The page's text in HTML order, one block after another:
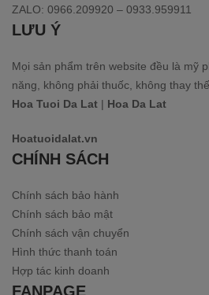
ZALO: 0966.209920 – 0933.959911
LƯU Ý
Mọi sản phẩm trên website đều là mỹ
năng, không phải thuốc, không thay
Hoa Tuoi Da Lat | Hoa Da Lat
Hoatuoidalat.vn
CHÍNH SÁCH
Chính sách bảo hành
Chính sách bảo mật
Chính sách vận chuyển
Hình thức thanh toán
Hợp tác kinh doanh
FANPAGE